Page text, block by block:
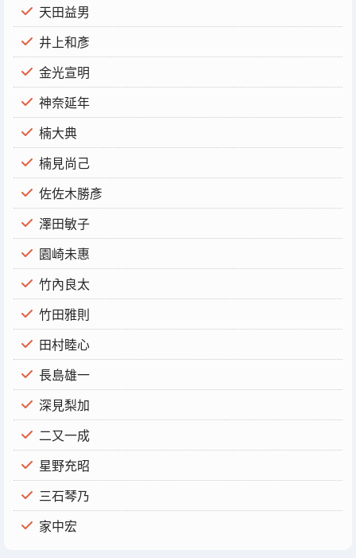
天田益男
井上和彥
金光宣明
神奈延年
楠大典
楠見尚己
佐佐木勝彥
澤田敏子
園崎未惠
竹內良太
竹田雅則
田村睦心
長島雄一
深見梨加
二又一成
星野充昭
三石琴乃
家中宏